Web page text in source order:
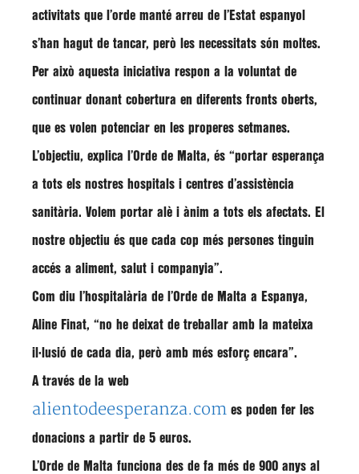
activitats que l’orde manté arreu de l’Estat espanyol
s’han hagut de tancar, però les necessitats són moltes.
Per això aquesta iniciativa respon a la voluntat de
continuar donant cobertura en diferents fronts oberts,
que es volen potenciar en les properes setmanes.
L’objectiu, explica l’Orde de Malta, és “portar esperança
a tots els nostres hospitals i centres d’assistència
sanitària. Volem portar alè i ànim a tots els afectats. El
nostre objectiu és que cada cop més persones tinguin
accés a aliment, salut i companyia”.
Com diu l’hospitalària de l’Orde de Malta a Espanya,
Aline Finat, “no he deixat de treballar amb la mateixa
il·lusió de cada dia, però amb més esforç encara”.
A través de la web
alientodeesperanza.com es poden fer les
donacions a partir de 5 euros.
L’Orde de Malta funciona des de fa més de 900 anys al